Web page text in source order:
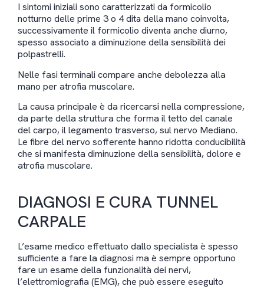
I sintomi iniziali sono caratterizzati da formicolio
notturno delle prime 3 o 4 dita della mano coinvolta,
successivamente il formicolio diventa anche diurno,
spesso associato a diminuzione della sensibilità dei
polpastrelli.
Nelle fasi terminali compare anche debolezza alla
mano per atrofia muscolare.
La causa principale è da ricercarsi nella compressione,
da parte della struttura che forma il tetto del canale
del carpo, il legamento trasverso, sul nervo Mediano.
Le fibre del nervo sofferente hanno ridotta conducibilità
che si manifesta diminuzione della sensibilità, dolore e
atrofia muscolare.
DIAGNOSI E CURA TUNNEL
CARPALE
L’esame medico effettuato dallo specialista è spesso
sufficiente a fare la diagnosi ma è sempre opportuno
fare un esame della funzionalità dei nervi,
l’elettromiografia (EMG), che può essere eseguito